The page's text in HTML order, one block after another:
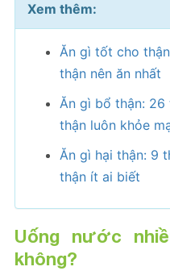
Xem thêm:
Ăn gì tốt cho
thận nên ăn nhất
Ăn gì bổ thận:
thận luôn khỏe
Ăn gì hại thận: 9
thận ít ai biết
Uống nước
không?